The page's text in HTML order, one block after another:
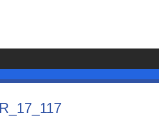
HORLOFFTAL
E.V.